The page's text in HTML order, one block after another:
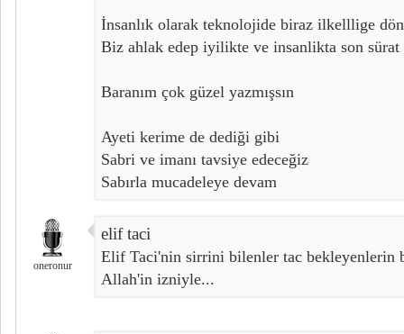
İnsanlık olarak teknolojide biraz ilkelllige
Biz ahlak edep iyilikte ve insanlikta son
Baranım çok güzel yazmışsın
Ayeti kerime de dediği gibi
Sabri ve imanı tavsiye edeceğiz
Sabırla mucadeleye devam
oneronur
elif taci
Elif Taci'nin sirrini bilenler tac bekleyenlerin
Allah'in izniyle...